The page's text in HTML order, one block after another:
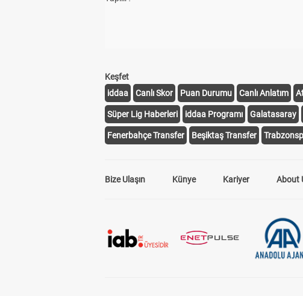
Keşfet
iddaa
Canlı Skor Puan Durumu Canlı Anlatım
Süper Lig Haberleri iddaa Programı Galatasaray
Fenerbahçe Transfer Beşiktaş Transfer
Bize Ulaşın Künye Kariyer About